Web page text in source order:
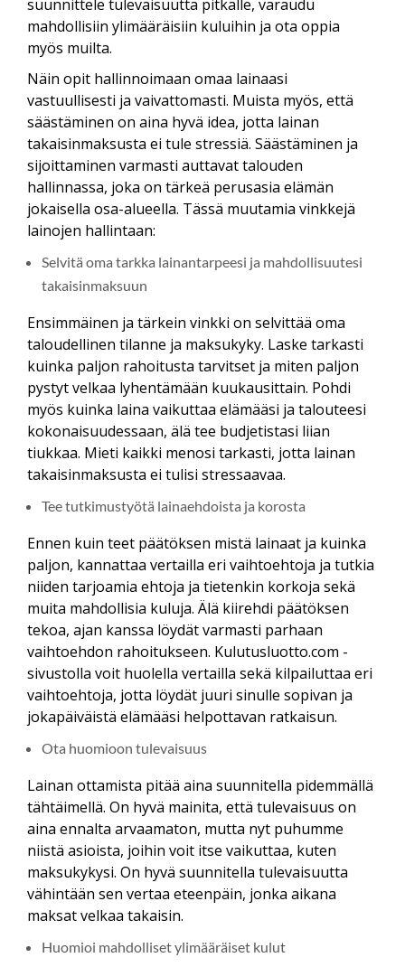
suunnittele tulevaisuutta pitkälle, varaudu
mahdollisiin ylimääräisiin kuluihin ja ota oppia
myös muilta.
Näin opit hallinnoimaan omaa lainaasi
vastuullisesti ja vaivattomasti. Muista myös, että
säästäminen on aina hyvä idea, jotta lainan
takaisinmaksusta ei tule stressiä. Säästäminen ja
sijoittaminen varmasti auttavat talouden
hallinnassa, joka on tärkeä perusasia elämän
jokaisella osa-alueella. Tässä muutamia vinkkejä
lainojen hallintaan:
Selvitä oma tarkka lainantarpeesi ja mahdollisuutesi
takaisinmaksuun
Ensimmäinen ja tärkein vinkki on selvittää oma
taloudellinen tilanne ja maksukyky. Laske tarkasti
kuinka paljon rahoitusta tarvitset ja miten paljon
pystyt velkaa lyhentämään kuukausittain. Pohdi
myös kuinka laina vaikuttaa elämääsi ja talouteesi
kokonaisuudessaan, älä tee budjetistasi liian
tiukkaa. Mieti kaikki menosi tarkasti, jotta lainan
takaisinmaksusta ei tulisi stressaavaa.
Tee tutkimustyötä lainaehdoista ja korosta
Ennen kuin teet päätöksen mistä lainaat ja kuinka
paljon, kannattaa vertailla eri vaihtoehtoja ja tutkia
niiden tarjoamia ehtoja ja tietenkin korkoja sekä
muita mahdollisia kuluja. Älä kiirehdi päätöksen
tekoa, ajan kanssa löydät varmasti parhaan
vaihtoehdon rahoitukseen. Kulutusluotto.com -
sivustolla voit huolella vertailla sekä kilpailuttaa eri
vaihtoehtoja, jotta löydät juuri sinulle sopivan ja
jokapäiväistä elämääsi helpottavan ratkaisun.
Ota huomioon tulevaisuus
Lainan ottamista pitää aina suunnitella pidemmällä
tähtäimellä. On hyvä mainita, että tulevaisuus on
aina ennalta arvaamaton, mutta nyt puhumme
niistä asioista, joihin voit itse vaikuttaa, kuten
maksukykysi. On hyvä suunnitella tulevaisuutta
vähintään sen vertaa eteenpäin, jonka aikana
maksat velkaa takaisin.
Huomioi mahdolliset ylimääräiset kulut